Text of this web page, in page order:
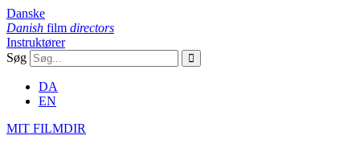
Danske
Danish film directors
Instruktører
Søg
DA
EN
MIT FILMDIR